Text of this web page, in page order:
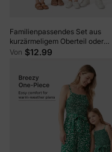
Familienpassendes Set aus
kurzärmeligem Oberteil oder
Hemdkleid mit tropischem
Von $12.99